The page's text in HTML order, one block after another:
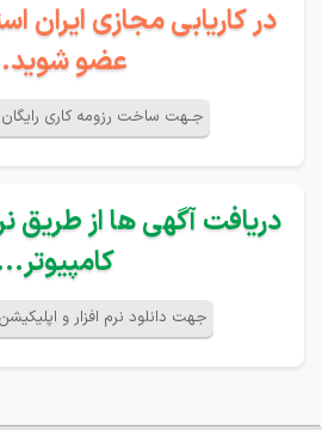
در کاریابی مجازی ایران
عضو
جـهت ساخت رزومه کاری رایگان
دریافت آگهی ها از طریق
جهت دانلود نرم افزار و اپلیکیشن